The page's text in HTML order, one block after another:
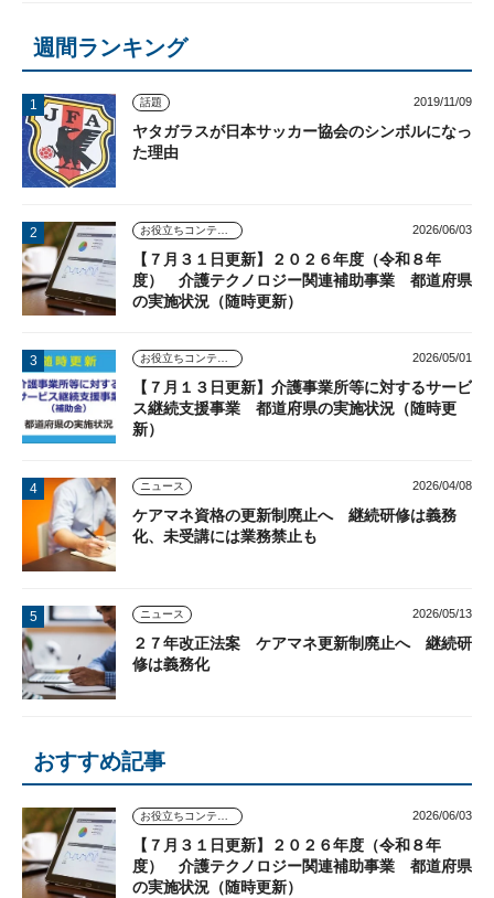
週間ランキング
話題 2019/11/09
ヤタガラスが日本サッカー協会のシンボルになっ
た理由
お役立ちコンテンツ 2026/06/03
【７月３１日更新】２０２６年度（令和８年
度） 介護テクノロジー関連補助事業 都道府県
の実施状況（随時更新）
お役立ちコンテンツ 2026/05/01
【７月１３日更新】介護事業所等に対するサービ
ス継続支援事業 都道府県の実施状況（随時更
新）
ニュース 2026/04/08
ケアマネ資格の更新制廃止へ 継続研修は義務
化、未受講には業務禁止も
ニュース 2026/05/13
２７年改正法案 ケアマネ更新制廃止へ 継続研
修は義務化
おすすめ記事
お役立ちコンテンツ 2026/06/03
【７月３１日更新】２０２６年度（令和８年
度） 介護テクノロジー関連補助事業 都道府県
の実施状況（随時更新）